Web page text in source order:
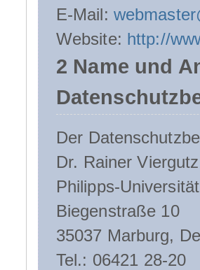
E-Mail:
Website: http://
2 Name und
Der
Dr. Rainer Viergutz
Philipps-
Biegenstraße 10
35037 Marburg,
Tel.: 06421 28-20